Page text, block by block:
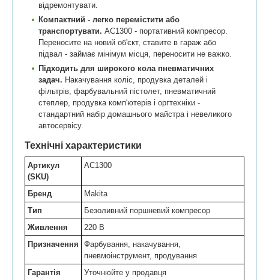
відремонтувати.
Компактний - легко перемістити або
транспортувати. AC1300 - портативний компресор.
Переносите на новий об'єкт, ставите в гараж або
підвал - займає мінімум місця, переносити не важко.
Підходить для широкого кола пневматичних
задач. Накачування коліс, продувка деталей і
фільтрів, фарбувальний пістолет, пневматичний
степлер, продувка комп'ютерів і оргтехніки -
стандартний набір домашнього майстра і невеликого
автосервісу.
Технічні характеристики
Артикул
(SKU)
AC1300
Бренд
Makita
Тип
Безоливний поршневий компресор
Живлення
220 В
Призначення
Фарбування, накачування,
пневмоінструмент, продування
Гарантія
Уточнюйте у продавця